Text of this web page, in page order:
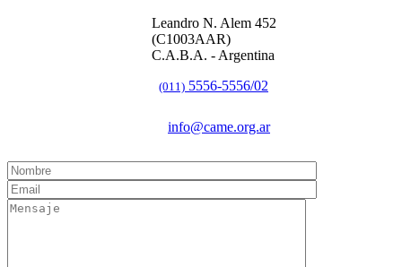
Leandro N. Alem 452
(C1003AAR)
C.A.B.A. - Argentina
(011) 5556-5556/02
info@came.org.ar